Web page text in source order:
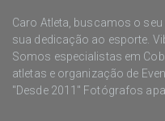
Caro Atleta, buscamos o
sua dedicação ao esporte.
Somos especialistas em
atletas e organização de
"Desde 2011" Fotógrafos